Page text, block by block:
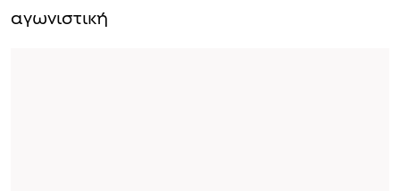
αγωνιστική